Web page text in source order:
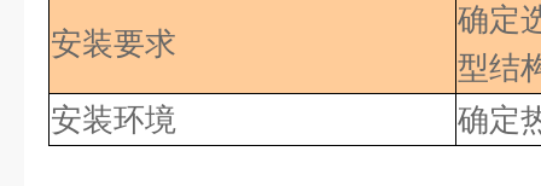
安装要求
确定
型结
安装环境
确定